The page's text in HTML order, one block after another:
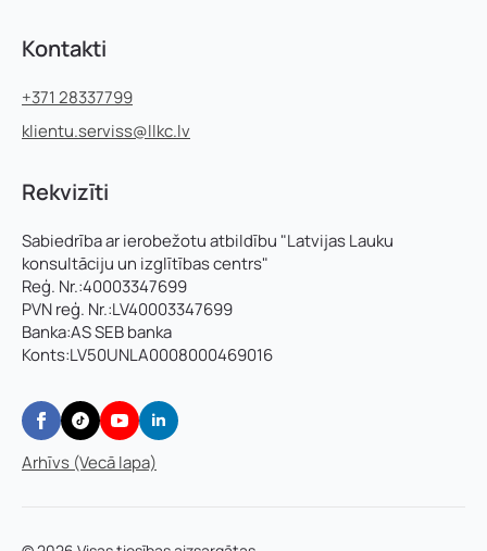
Kontakti
+371 28337799
klientu.serviss@llkc.lv
Rekvizīti
Sabiedrība ar ierobežotu atbildību "Latvijas Lauku
konsultāciju un izglītības centrs"
Reģ. Nr.:40003347699
PVN reģ. Nr.:LV40003347699
Banka:AS SEB banka
Konts:LV50UNLA0008000469016
Arhīvs (Vecā lapa)